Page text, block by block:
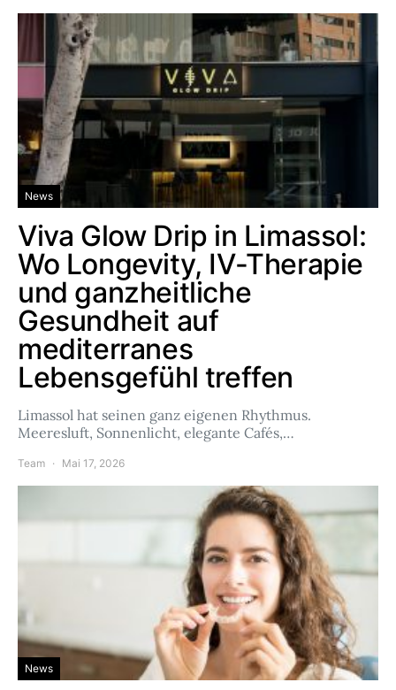
News
Viva Glow Drip in Limassol:
Wo Longevity, IV-Therapie
und ganzheitliche
Gesundheit auf
mediterranes
Lebensgefühl treffen
Limassol hat seinen ganz eigenen Rhythmus.
Meeresluft, Sonnenlicht, elegante Cafés,…
Team Mai 17, 2026
News